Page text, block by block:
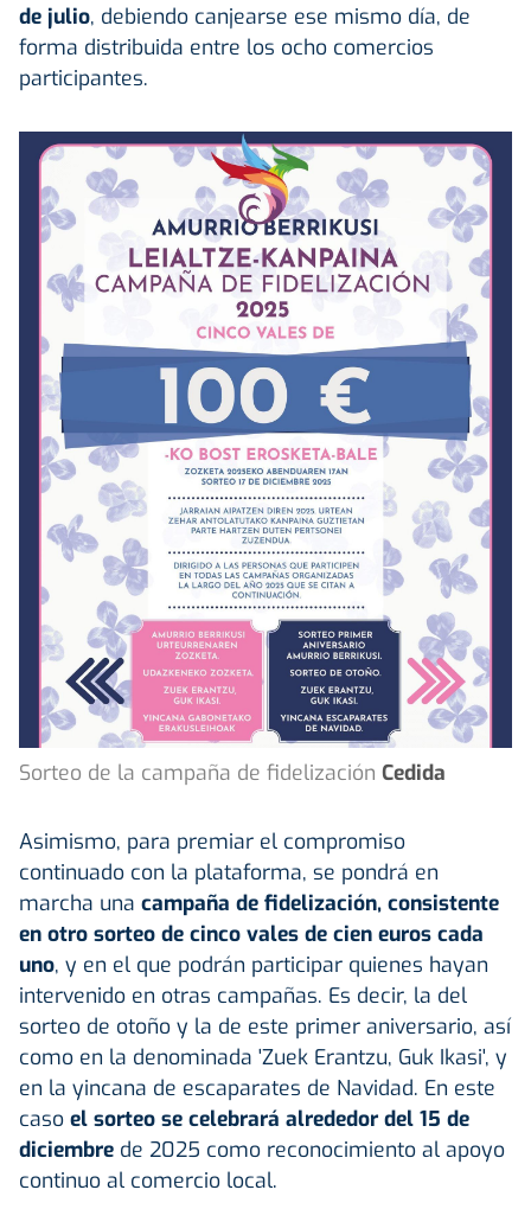
de julio, debiendo canjearse ese mismo día, de
forma distribuida entre los ocho comercios
participantes.
Sorteo de la campaña de fidelización Cedida
Asimismo, para premiar el compromiso
continuado con la plataforma, se pondrá en
marcha una campaña de fidelización, consistente
en otro sorteo de cinco vales de cien euros cada
uno, y en el que podrán participar quienes hayan
intervenido en otras campañas. Es decir, la del
sorteo de otoño y la de este primer aniversario, así
como en la denominada 'Zuek Erantzu, Guk Ikasi', y
en la yincana de escaparates de Navidad. En este
caso el sorteo se celebrará alrededor del 15 de
diciembre de 2025 como reconocimiento al apoyo
continuo al comercio local.